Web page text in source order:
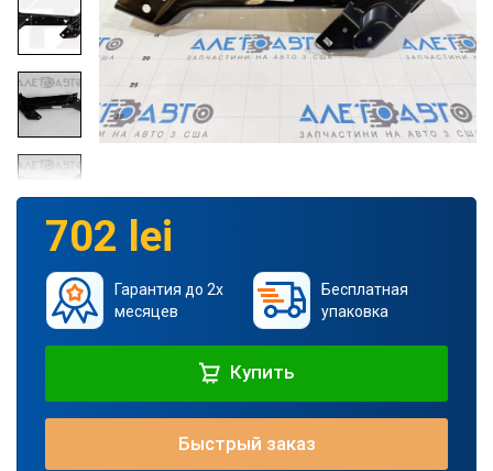
702 lei
Гарантия до 2х
месяцев
Бесплатная
упаковка
Купить
Быстрый заказ